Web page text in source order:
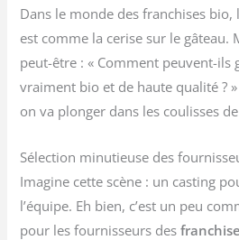
Dans le monde des franchises
est comme la cerise sur le gâteau.
peut-être : « Comment peuvent-ils
vraiment bio et de haute qualité ?
on va plonger dans les coulisses
Sélection minutieuse des
Imagine cette scène : un casting
l’équipe. Eh bien, c’est un peu
pour les fournisseurs des